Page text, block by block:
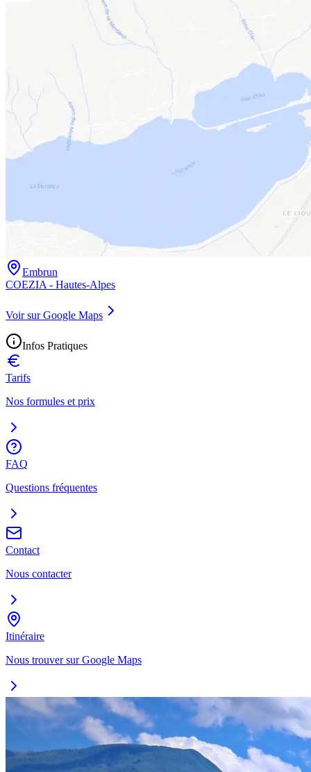
Embrun
COEZIA - Hautes-Alpes
Voir sur Google Maps
Infos Pratiques
Tarifs
Nos formules et prix
FAQ
Questions fréquentes
Contact
Nous contacter
Itinéraire
Nous trouver sur Google Maps